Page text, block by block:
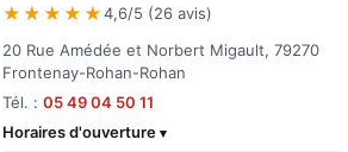
★★★★★4,6/5 (26 avis)
20 Rue Amédée et Norbert Migault, 79270
Frontenay-Rohan-Rohan
Tél. :05 49 04 50 11
Horaires d'ouverture